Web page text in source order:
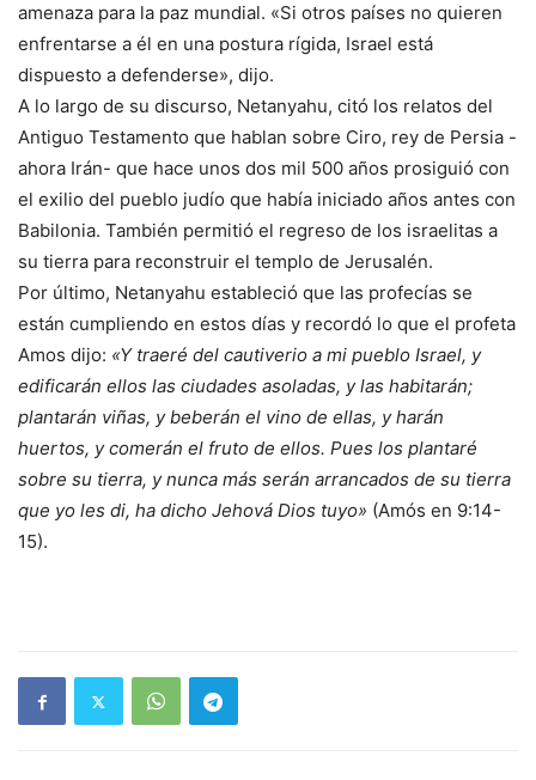
amenaza para la paz mundial. «Si otros países no quieren
enfrentarse a él en una postura rígida, Israel está
dispuesto a defenderse», dijo.
A lo largo de su discurso, Netanyahu, citó los relatos del
Antiguo Testamento que hablan sobre Ciro, rey de Persia -
ahora Irán- que hace unos dos mil 500 años prosiguió con
el exilio del pueblo judío que había iniciado años antes con
Babilonia. También permitió el regreso de los israelitas a
su tierra para reconstruir el templo de Jerusalén.
Por último, Netanyahu estableció que las profecías se
están cumpliendo en estos días y recordó lo que el profeta
Amos dijo: «Y traeré del cautiverio a mi pueblo Israel, y
edificarán ellos las ciudades asoladas, y las habitarán;
plantarán viñas, y beberán el vino de ellas, y harán
huertos, y comerán el fruto de ellos. Pues los plantaré
sobre su tierra, y nunca más serán arrancados de su tierra
que yo les di, ha dicho Jehová Dios tuyo» (Amós en 9:14-
15).